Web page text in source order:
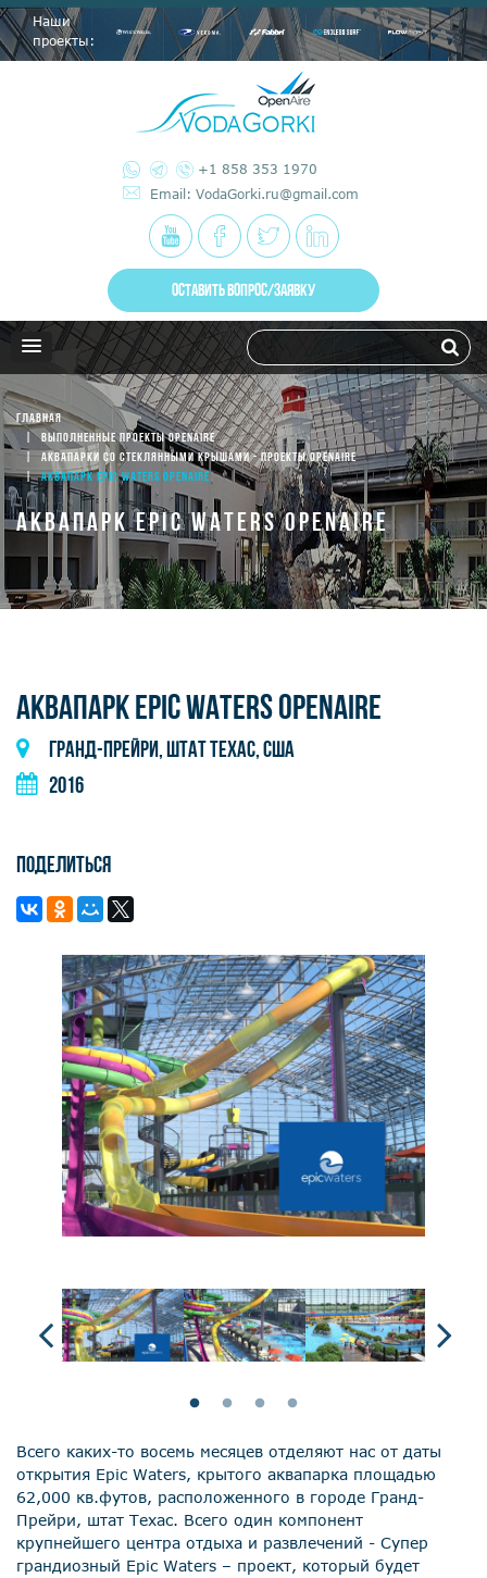
Наши
проекты:
+1 858 353 1970
Email: VodaGorki.ru@gmail.com
ОСТАВИТЬ ВОПРОС/ЗАЯВКУ
ГЛАВНАЯ
ВЫПОЛНЕННЫЕ ПРОЕКТЫ OPENAIRE
АКВАПАРКИ СО СТЕКЛЯННЫМИ КРЫШАМИ - ПРОЕКТЫ OPENAIRE
АКВАПАРК EPIC WATERS OPENAIRE
АКВАПАРК EPIC WATERS OPENAIRE
АКВАПАРК EPIC WATERS OPENAIRE
Гранд-Прейри, штат Техас, США
2016
Поделиться
Всего каких-то восемь месяцев отделяют нас от даты
открытия Epic Waters, крытого аквапарка площадью
62,000 кв.футов, расположенного в городе Гранд-
Прейри, штат Техас. Всего один компонент
крупнейшего центра отдыха и развлечений - Супер
грандиозный Epic Waters – проект, который будет